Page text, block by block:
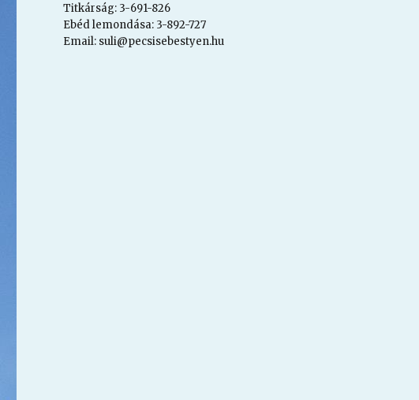
Titkárság: 3-691-826
Ebéd lemondása: 3-892-727
Email: suli@pecsisebestyen.hu